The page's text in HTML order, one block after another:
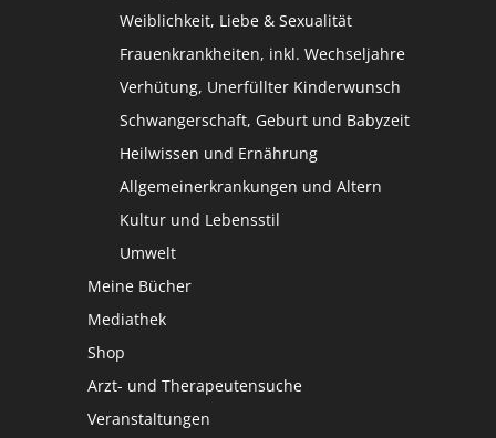
Weiblichkeit, Liebe & Sexualität
Frauenkrankheiten, inkl. Wechseljahre
Verhütung, Unerfüllter Kinderwunsch
Schwangerschaft, Geburt und Babyzeit
Heilwissen und Ernährung
Allgemeinerkrankungen und Altern
Kultur und Lebensstil
Umwelt
Meine Bücher
Mediathek
Shop
Arzt- und Therapeutensuche
Veranstaltungen